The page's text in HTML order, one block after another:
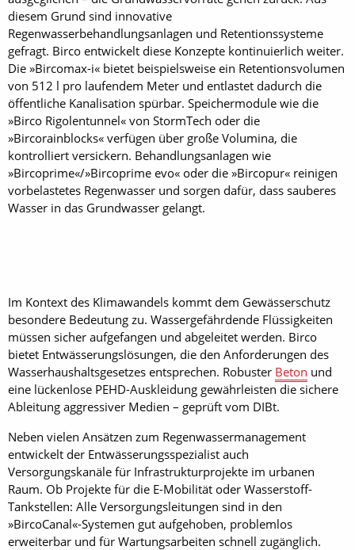
diesem Grund sind innovative
Regenwasserbehandlungsanlagen und Retentionssysteme
gefragt. Birco entwickelt diese Konzepte kontinuierlich weiter.
Die »Bircomax-i« bietet beispielsweise ein Retentionsvolumen
von 512 l pro laufendem Meter und entlastet dadurch die
öffentliche Kanalisation spürbar. Speichermodule wie die
»Birco Rigolentunnel« von StormTech oder die
»Bircorainblocks« verfügen über große Volumina, die
kontrolliert versickern. Behandlungsanlagen wie
»Bircoprime«/»Bircoprime evo« oder die »Bircopur« reinigen
vorbelastetes Regenwasser und sorgen dafür, dass sauberes
Wasser in das Grundwasser gelangt.
Im Kontext des Klimawandels kommt dem Gewässerschutz
besondere Bedeutung zu. Wassergefährdende Flüssigkeiten
müssen sicher aufgefangen und abgeleitet werden. Birco
bietet Entwässerungslösungen, die den Anforderungen des
Wasserhaushaltsgesetzes entsprechen. Robuster Beton und
eine lückenlose PEHD-Auskleidung gewährleisten die sichere
Ableitung aggressiver Medien – geprüft vom DIBt.
Neben vielen Ansätzen zum Regenwassermanagement
entwickelt der Entwässerungsspezialist auch
Versorgungskanäle für Infrastrukturprojekte im urbanen
Raum. Ob Projekte für die E-Mobilität oder Wasserstoff-
Tankstellen: Alle Versorgungsleitungen sind in den
»BircoCanal«-Systemen gut aufgehoben, problemlos
erweiterbar und für Wartungsarbeiten schnell zugänglich.